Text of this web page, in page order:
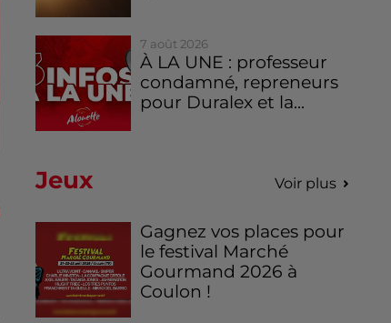
7 août 2026
À LA UNE : professeur
condamné, repreneurs
pour Duralex et la...
Jeux Voir plus
Gagnez vos places pour
le festival Marché
Gourmand 2026 à
Coulon !